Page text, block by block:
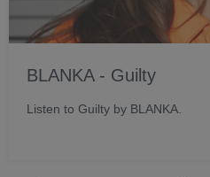
BLANKA - Guilty
Listen to Guilty by BLANKA.